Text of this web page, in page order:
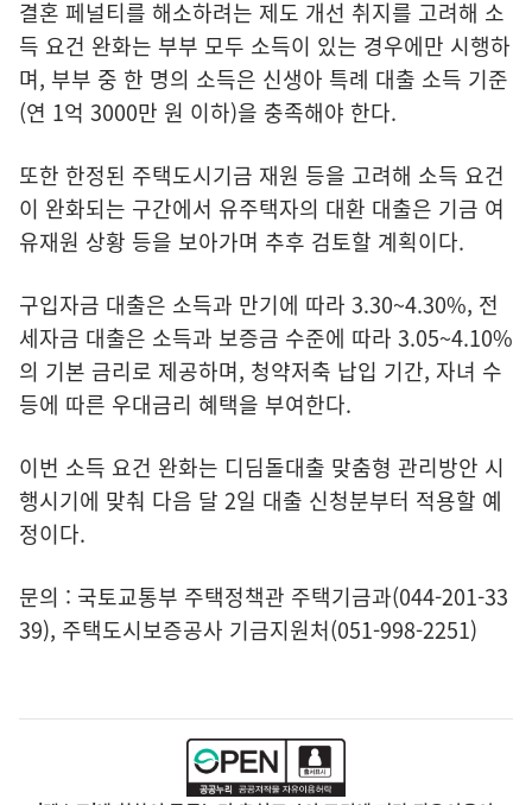
결혼 페널티를 해소하려는 제도 개선 취지를 고려해 소
득 요건 완화는 부부 모두 소득이 있는 경우에만 시행하
며, 부부 중 한 명의 소득은 신생아 특례 대출 소득 기준
(연 1억 3000만 원 이하)을 충족해야 한다.
또한 한정된 주택도시기금 재원 등을 고려해 소득 요건
이 완화되는 구간에서 유주택자의 대환 대출은 기금 여
유재원 상황 등을 보아가며 추후 검토할 계획이다.
구입자금 대출은 소득과 만기에 따라 3.30~4.30%, 전
세자금 대출은 소득과 보증금 수준에 따라 3.05~4.10%
의 기본 금리로 제공하며, 청약저축 납입 기간, 자녀 수
등에 따른 우대금리 혜택을 부여한다.
이번 소득 요건 완화는 디딤돌대출 맞춤형 관리방안 시
행시기에 맞춰 다음 달 2일 대출 신청분부터 적용할 예
정이다.
문의 : 국토교통부 주택정책관 주택기금과(044-201-33
39), 주택도시보증공사 기금지원처(051-998-2251)